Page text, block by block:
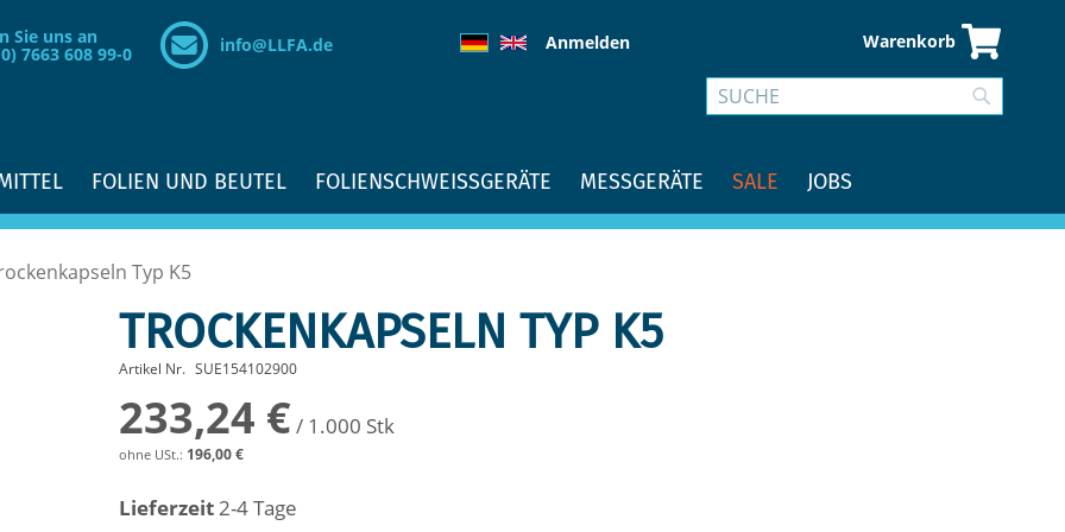
Anmelden Warenkorb
Suche
Sie uns an
7663 608 99-0 info@LLFA.de
FOLIEN UND BEUTEL FOLIENSCHWEISSGERÄTE MESSGERÄTE SALE JOBS
Typ K5
TROCKENKAPSELN TYP K5
Artikel Nr. SUE154102900
233,24 €
196,00 €
/ 1.000 Stk
Lieferzeit2-4 Tage